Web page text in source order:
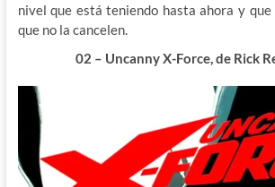
nivel que está teniendo hasta ahora y que
que no la cancelen.
02 – Uncanny X-Force, de Rick